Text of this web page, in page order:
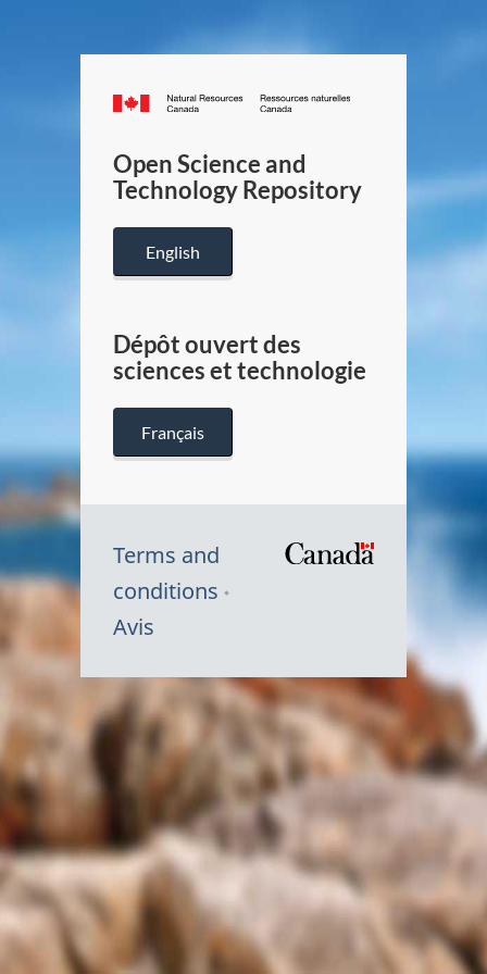
Canada.ca
/
Canada
Open Science and
Technology Repository
English
Dépôt ouvert des
sciences et technologie
Français
Terms and
conditions
Avis
Symbole
du
Canada